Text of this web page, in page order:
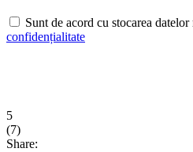
Sunt de acord cu stocarea
confidențialitate
5
(7)
Share: